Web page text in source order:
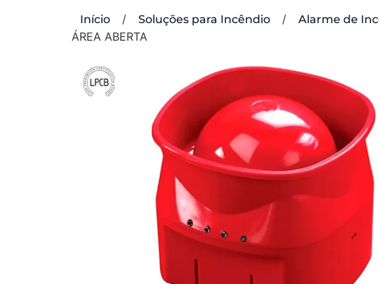
Início / Soluções para Incêndio / Alarme de
ÁREA ABERTA